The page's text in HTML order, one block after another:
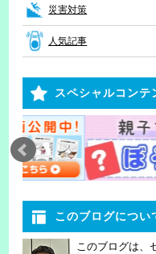
災害対策
人気記事
スペシャルコンテ
このブログについ
このブログは、